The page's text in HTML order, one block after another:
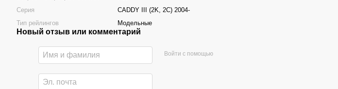
Серия
CADDY III (2K, 2C) 2004-
Тип рейлингов
Модельные
Новый отзыв или комментарий
Войти с помощью